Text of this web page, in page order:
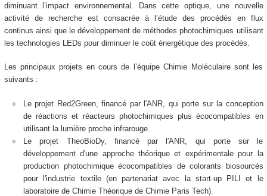
diminuant l’impact environnemental. Dans cette optique, une nouvelle
activité de recherche est consacrée à l’étude des procédés en flux
continus ainsi que le développement de méthodes photochimiques utilisant
les technologies LEDs pour diminuer le coût énergétique des procédés.
Les principaux projets en cours de l’équipe Chimie Moléculaire sont les
suivants :
Le projet Red2Green, financé par l'ANR, qui porte sur la conception
de réactions et réacteurs photochimiques plus écocompatibles en
utilisant la lumière proche infrarouge.
Le projet TheoBioDy, financé par l'ANR, qui porte sur le
développement d'une approche théorique et expérimentale pour la
production photochimique écocompatibles de colorants biosourcés
pour l'industrie textile (en partenariat avec la start-up PILI et le
laboratoire de Chimie Théorique de Chimie Paris Tech).